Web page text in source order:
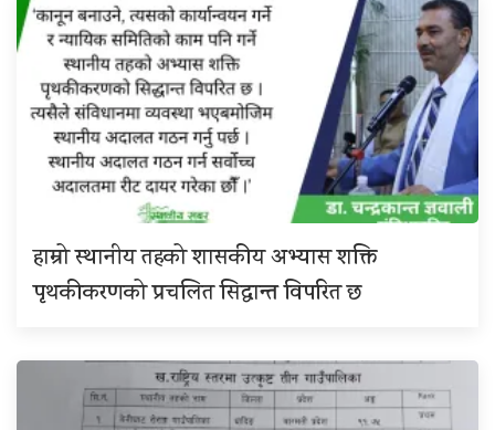
हाम्रो स्थानीय तहको शासकीय अभ्यास शक्ति
पृथकीकरणको प्रचलित सिद्धान्त विपरित छ